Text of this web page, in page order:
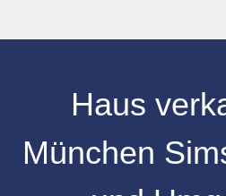
Haus
München